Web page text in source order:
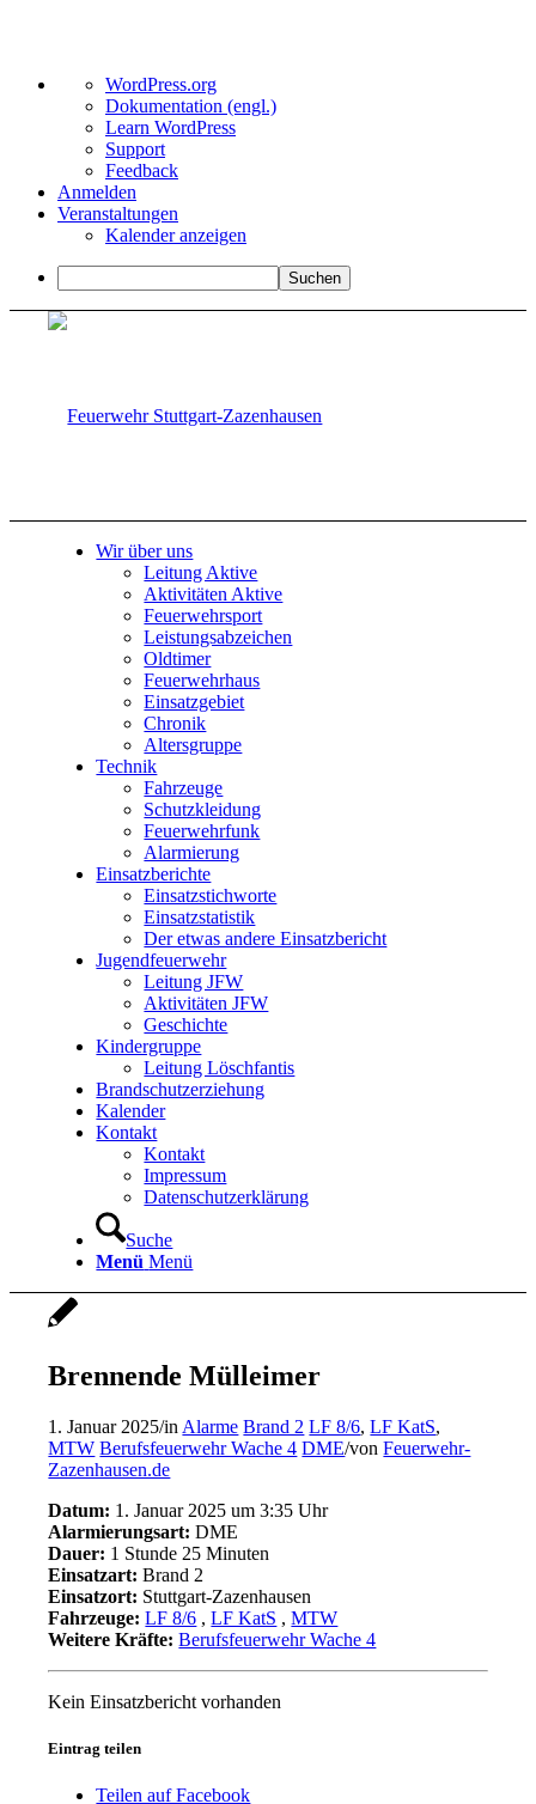
Über
WordPress
WordPress.org
Dokumentation (engl.)
Learn WordPress
Support
Feedback
Anmelden
Veranstaltungen
Kalender anzeigen
Suchen
Wir über uns
Leitung Aktive
Aktivitäten Aktive
Feuerwehrsport
Leistungsabzeichen
Oldtimer
Feuerwehrhaus
Einsatzgebiet
Chronik
Altersgruppe
Technik
Fahrzeuge
Schutzkleidung
Feuerwehrfunk
Alarmierung
Einsatzberichte
Einsatzstichworte
Einsatzstatistik
Der etwas andere Einsatzbericht
Jugendfeuerwehr
Leitung JFW
Aktivitäten JFW
Geschichte
Kindergruppe
Leitung Löschfantis
Brandschutzerziehung
Kalender
Kontakt
Kontakt
Impressum
Datenschutzerklärung
Suche
Menü Menü
Brennende Mülleimer
1. Januar 2025/in Alarme Brand 2 LF 8/6,LF KatS,
MTW Berufsfeuerwehr Wache 4 DME/vonFeuerwehr-
Zazenhausen.de
Datum: 1. Januar 2025 um 3:35 Uhr
Alarmierungsart: DME
Dauer: 1 Stunde 25 Minuten
Einsatzart: Brand 2
Einsatzort: Stuttgart-Zazenhausen
Fahrzeuge: LF 8/6 ,LF KatS ,MTW
Weitere Kräfte: Berufsfeuerwehr Wache 4
Kein Einsatzbericht vorhanden
Eintrag teilen
Teilen auf Facebook